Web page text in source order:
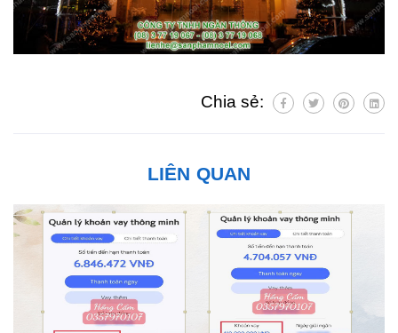
Chia sẻ:
LIÊN QUAN